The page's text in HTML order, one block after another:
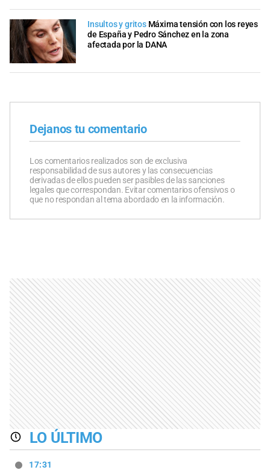
Insultos y gritos Máxima tensión con los reyes
de España y Pedro Sánchez en la zona
afectada por la DANA
Dejanos tu comentario
Los comentarios realizados son de exclusiva
responsabilidad de sus autores y las consecuencias
derivadas de ellos pueden ser pasibles de las sanciones
legales que correspondan. Evitar comentarios ofensivos o
que no respondan al tema abordado en la información.
LO ÚLTIMO
17:31